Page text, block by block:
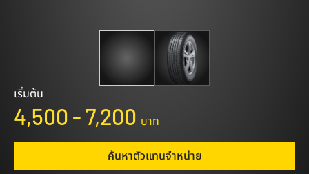
เริ่มต้น
4,500 - 7,200 บาท
ค้นหาตัวแทนจําหน่าย